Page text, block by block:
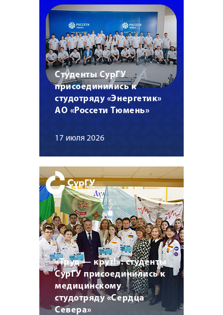
Студенты СурГУ
присоединились к
студотряду «Энергетик»
АО «Россети Тюмень»
17 июля 2026
«Труд — крут!»: студенты
СурГУ присоединились к
медицинскому
студотряду «Сердца
Севера»